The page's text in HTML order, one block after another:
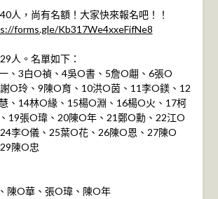
人，尚有名額！大家快來報名吧！！
forms.gle/Kb317We4xxeFifNe8
人。名單如下：
、3白O禎、4吳O書、5詹O翽、6張O
O玲、9陳O育、10洪O茵、11李O鎂、12
、14林O緣、15楊O淵、16楊O火、17柯
19張O瑋、20陳O年、21鄭O勳、22江O
李O儀、25葉O花、26陳O恩、27陳O
陳O忠
陳O華、張O瑋、陳O年